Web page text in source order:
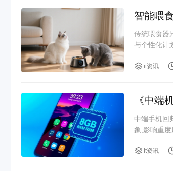
智能喂
传统喂食器
与个性化计
it资讯
《中端
中端手机回
象,影响重度
it资讯